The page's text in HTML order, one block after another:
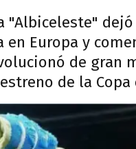
"Albiceleste"
Europa y
de gran
de la Copa